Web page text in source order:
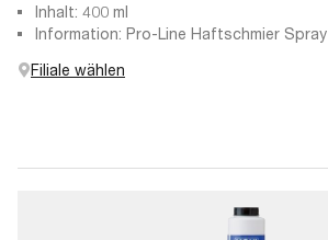
Inhalt: 400 ml
Information: Pro-Line Haftschmier Spray
Filiale wählen